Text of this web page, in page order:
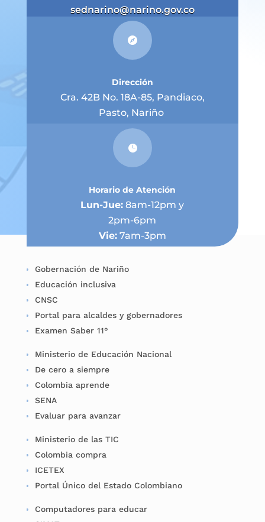
sednarino@narino.gov.co

Dirección
Cra. 42B No. 18A-85, Pandiaco,
Pasto, Nariño

Horario de Atención
Lun-Jue: 8am-12pm y
2pm-6pm
Vie:7am-3pm
Gobernación de Nariño
Educación inclusiva
CNSC
Portal para alcaldes y gobernadores
Examen Saber 11°
Ministerio de Educación Nacional
De cero a siempre
Colombia aprende
SENA
Evaluar para avanzar
Ministerio de las TIC
Colombia compra
ICETEX
Portal Único del Estado Colombiano
Computadores para educar